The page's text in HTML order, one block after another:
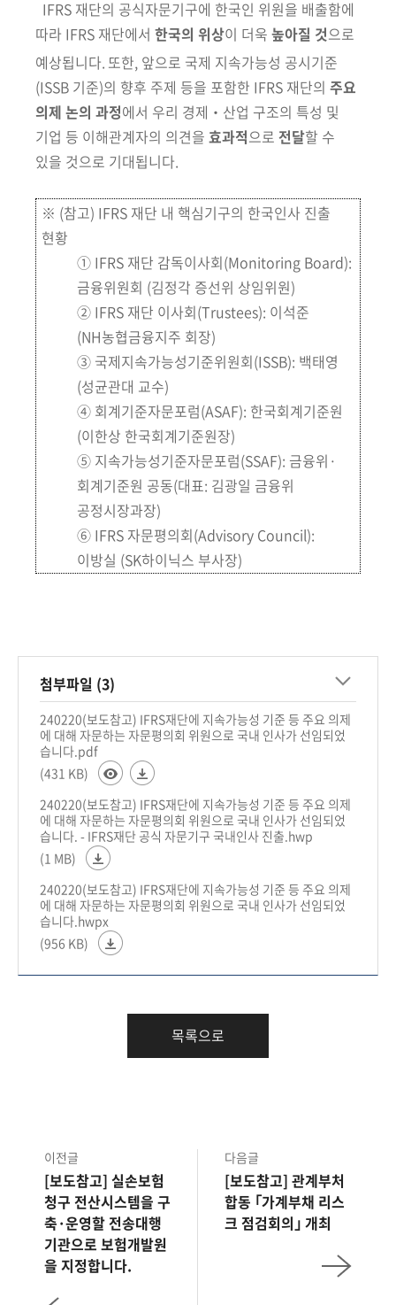
IFRS 재단의 공식자문기구에 한국인 위원을 배출함에
따라 IFRS 재단에서 한국의 위상이 더욱 높아질 것으로
예상됩니다. 또한, 앞으로 국제 지속가능성 공시기준
(ISSB 기준)의 향후 주제 등을 포함한 IFRS 재단의 주요
의제 논의 과정에서 우리 경제‧산업 구조의 특성 및
기업 등 이해관계자의 의견을 효과적으로 전달할 수
있을 것으로 기대됩니다.
※ (참고) IFRS 재단 내 핵심기구의 한국인사 진출
현황
① IFRS 재단 감독이사회(Monitoring Board):
금융위원회 (김정각 증선위 상임위원)
② IFRS 재단 이사회(Trustees): 이석준
(NH농협금융지주 회장)
③ 국제지속가능성기준위원회(ISSB): 백태영
(성균관대 교수)
④ 회계기준자문포럼(ASAF): 한국회계기준원
(이한상 한국회계기준원장)
⑤ 지속가능성기준자문포럼(SSAF): 금융위·
회계기준원 공동(대표: 김광일 금융위
공정시장과장)
⑥ IFRS 자문평의회(Advisory Council):
이방실 (SK하이닉스 부사장)
첨부파일 (3)
240220(보도참고) IFRS재단에 지속가능성 기준 등 주요 의제
에 대해 자문하는 자문평의회 위원으로 국내 인사가 선임되었
습니다.pdf
(431 KB)
240220(보도참고) IFRS재단에 지속가능성 기준 등 주요 의제
에 대해 자문하는 자문평의회 위원으로 국내 인사가 선임되었
습니다. - IFRS재단 공식 자문기구 국내인사 진출.hwp
(1 MB)
240220(보도참고) IFRS재단에 지속가능성 기준 등 주요 의제
에 대해 자문하는 자문평의회 위원으로 국내 인사가 선임되었
습니다.hwpx
(956 KB)
목록으로
이전글
[보도참고] 실손보험
청구 전산시스템을 구
축·운영할 전송대행
기관으로 보험개발원
을 지정합니다.
다음글
[보도참고] 관계부처
합동 ｢가계부채 리스
크 점검회의｣ 개최